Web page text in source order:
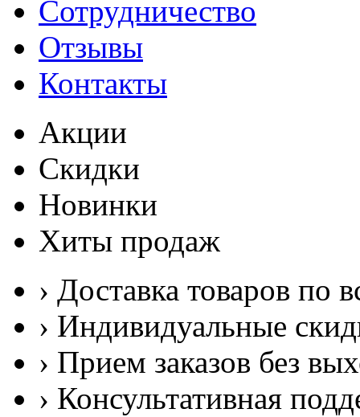
Сотрудничество
Отзывы
Контакты
Акции
Скидки
Новинки
Хиты продаж
› Доставка товаров по
› Индивидуальные
› Прием заказов без
› Консультативная